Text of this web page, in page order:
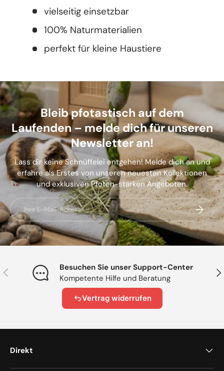
vielseitig einsetzbar
100% Naturmaterialien
perfekt für kleine Haustiere
Bleib pfotastisch auf dem
Laufenden – melde dich für unseren
Newsletter an!
Lass dir keine Schnüffelei entgehen! Melde dich an und
erfahre als Erstes von unseren neuesten Kollektionen
und exklusiven Pfoten-starken Angeboten.
Vorherige
Besuchen Sie unser Support-Center
Kompetente Hilfe und Beratung
Vertrag widerrufen
Direkt